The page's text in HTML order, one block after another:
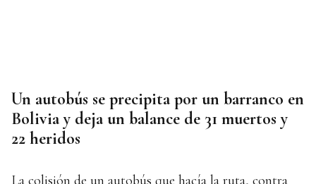
Un autobús se precipita por un barranco en
Bolivia y deja un balance de 31 muertos y
22 heridos